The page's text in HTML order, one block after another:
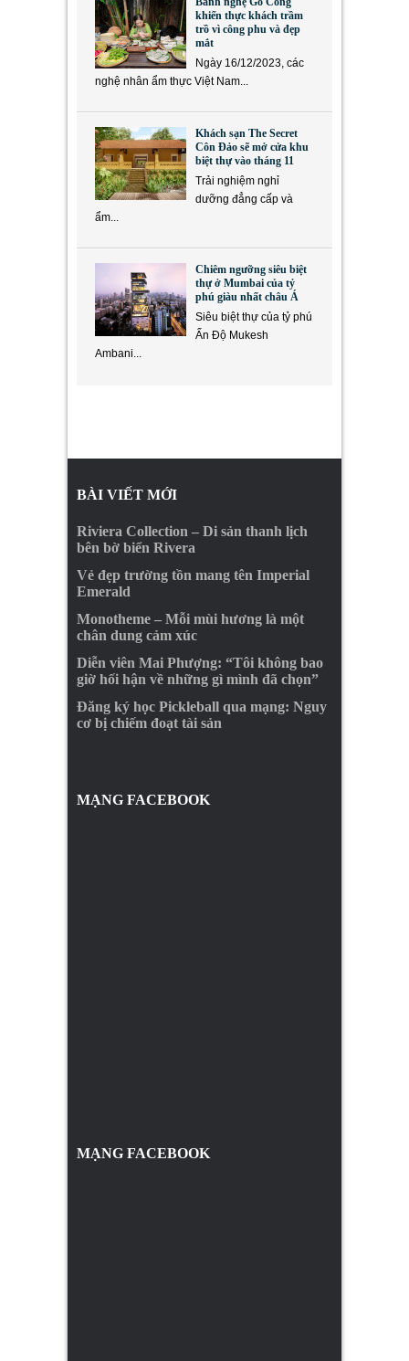
khiến thực khách trầm
trồ vì công phu và đẹp
mắt
Ngày 16/12/2023, các
nghệ nhân ẩm thực Việt Nam...
Khách sạn The Secret
Côn Đảo sẽ mở cửa khu
biệt thự vào tháng 11
Trải nghiệm nghỉ
dưỡng đẳng cấp và
ẩm...
Chiêm ngưỡng siêu biệt
thự ở Mumbai của tỷ
phú giàu nhất châu Á
Siêu biệt thự của tỷ phú
Ấn Độ Mukesh
Ambani...
BÀI VIẾT MỚI
Riviera Collection – Di sản thanh lịch
bên bờ biển Rivera
Vẻ đẹp trường tồn mang tên Imperial
Emerald
Monotheme – Mỗi mùi hương là một
chân dung cảm xúc
Diễn viên Mai Phượng: “Tôi không bao
giờ hối hận về những gì mình đã chọn”
Đăng ký học Pickleball qua mạng: Nguy
cơ bị chiếm đoạt tài sản
MẠNG FACEBOOK
MẠNG FACEBOOK